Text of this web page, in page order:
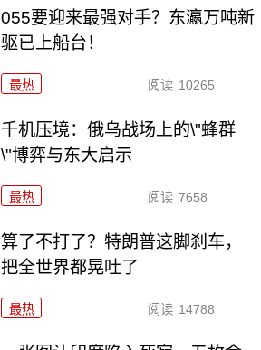
055要迎来最强对手？东瀛万吨新
驱已上船台！
最热 阅读 10265
千机压境：俄乌战场上的\"蜂群
\"博弈与东大启示
最热 阅读 7658
算了不打了？特朗普这脚刹车，
把全世界都晃吐了
最热 阅读 14788